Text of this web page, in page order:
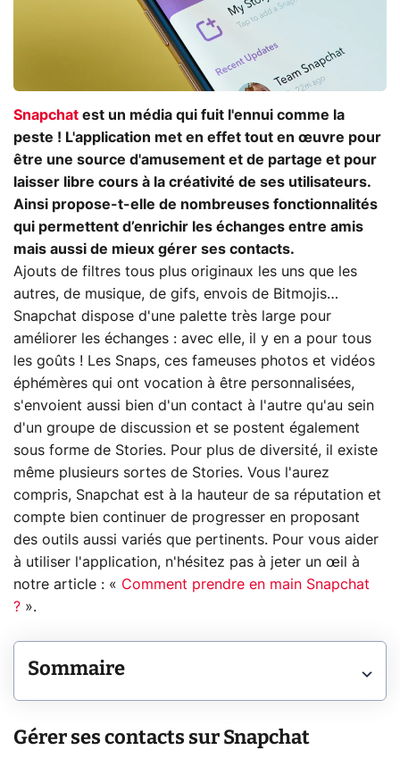
Snapchat est un média qui fuit l'ennui comme la
peste ! L'application met en effet tout en œuvre pour
être une source d'amusement et de partage et pour
laisser libre cours à la créativité de ses utilisateurs.
Ainsi propose-t-elle de nombreuses fonctionnalités
qui permettent d’enrichir les échanges entre amis
mais aussi de mieux gérer ses contacts.
Ajouts de filtres tous plus originaux les uns que les
autres, de musique, de gifs, envois de Bitmojis…
Snapchat dispose d'une palette très large pour
améliorer les échanges : avec elle, il y en a pour tous
les goûts ! Les Snaps, ces fameuses photos et vidéos
éphémères qui ont vocation à être personnalisées,
s'envoient aussi bien d'un contact à l'autre qu'au sein
d'un groupe de discussion et se postent également
sous forme de Stories. Pour plus de diversité, il existe
même plusieurs sortes de Stories. Vous l'aurez
compris, Snapchat est à la hauteur de sa réputation et
compte bien continuer de progresser en proposant
des outils aussi variés que pertinents. Pour vous aider
à utiliser l'application, n'hésitez pas à jeter un œil à
notre article : « Comment prendre en main Snapchat
? ».
Sommaire
Gérer ses contacts sur Snapchat